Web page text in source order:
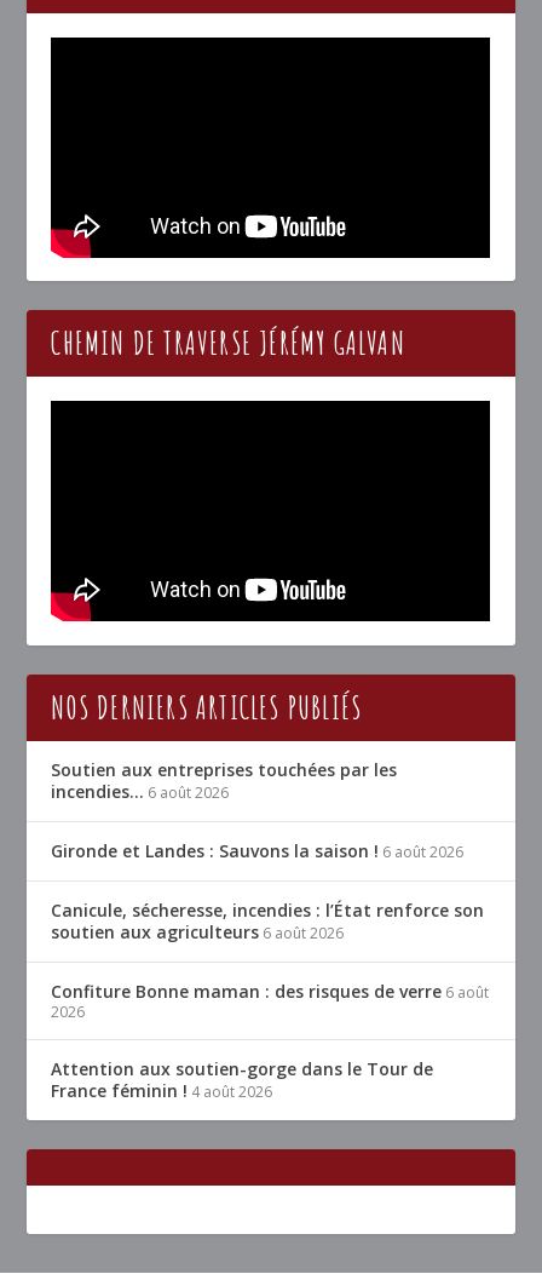
CHEMIN DE TRAVERSE JÉRÉMY GALVAN
NOS DERNIERS ARTICLES PUBLIÉS
Soutien aux entreprises touchées par les
incendies… 6 août 2026
Gironde et Landes : Sauvons la saison ! 6 août 2026
Canicule, sécheresse, incendies : l’État renforce son
soutien aux agriculteurs 6 août 2026
Confiture Bonne maman : des risques de verre 6 août
2026
Attention aux soutien-gorge dans le Tour de
France féminin ! 4 août 2026